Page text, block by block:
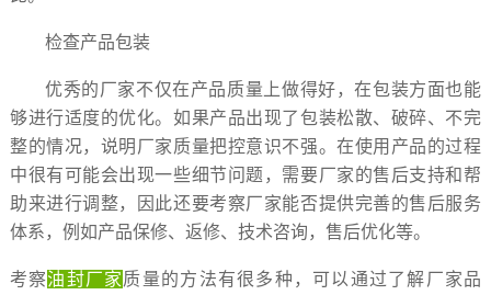
检查产品包装
优秀的厂家不仅在产品质量上做得好，在包装方面也能
够进行适度的优化。如果产品出现了包装松散、破碎、不完
整的情况，说明厂家质量把控意识不强。在使用产品的过程
中很有可能会出现一些细节问题，需要厂家的售后支持和帮
助来进行调整，因此还要考察厂家能否提供完善的售后服务
体系，例如产品保修、返修、技术咨询，售后优化等。
考察油封厂家质量的方法有很多种，可以通过了解厂家品